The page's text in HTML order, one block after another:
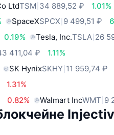
LtdTSM 34 889,52 ₽
1.01%
SpaceXSPCX 9 499,51 ₽
0.19% Tesla, Inc.TSLA 26
411,04 ₽
1.11%
SK HynixSKHY 11 959,74 ₽
1.31%
0.82% Walmart IncWMT 9